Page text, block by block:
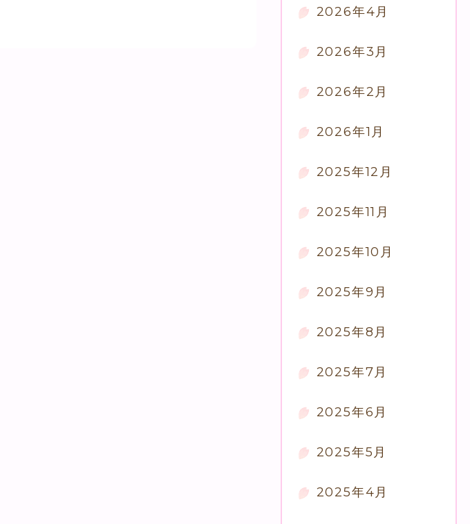
2026年4月
2026年3月
2026年2月
2026年1月
2025年12月
2025年11月
2025年10月
2025年9月
2025年8月
2025年7月
2025年6月
2025年5月
2025年4月